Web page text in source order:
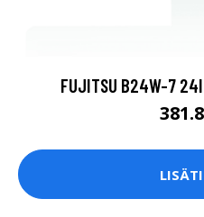
FUJITSU B24W-7